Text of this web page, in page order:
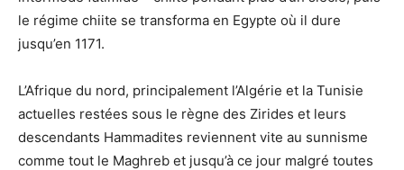
le régime chiite se transforma en Egypte où il dure
jusqu’en 1171.
L’Afrique du nord, principalement l’Algérie et la Tunisie
actuelles restées sous le règne des Zirides et leurs
descendants Hammadites reviennent vite au sunnisme
comme tout le Maghreb et jusqu’à ce jour malgré toutes